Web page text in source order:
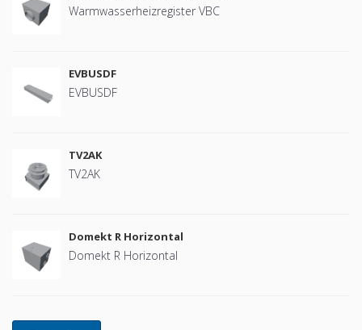
Warmwasserheizregister VBC
EVBUSDF
EVBUSDF
TV2AK
TV2AK
Domekt R Horizontal
Domekt R Horizontal